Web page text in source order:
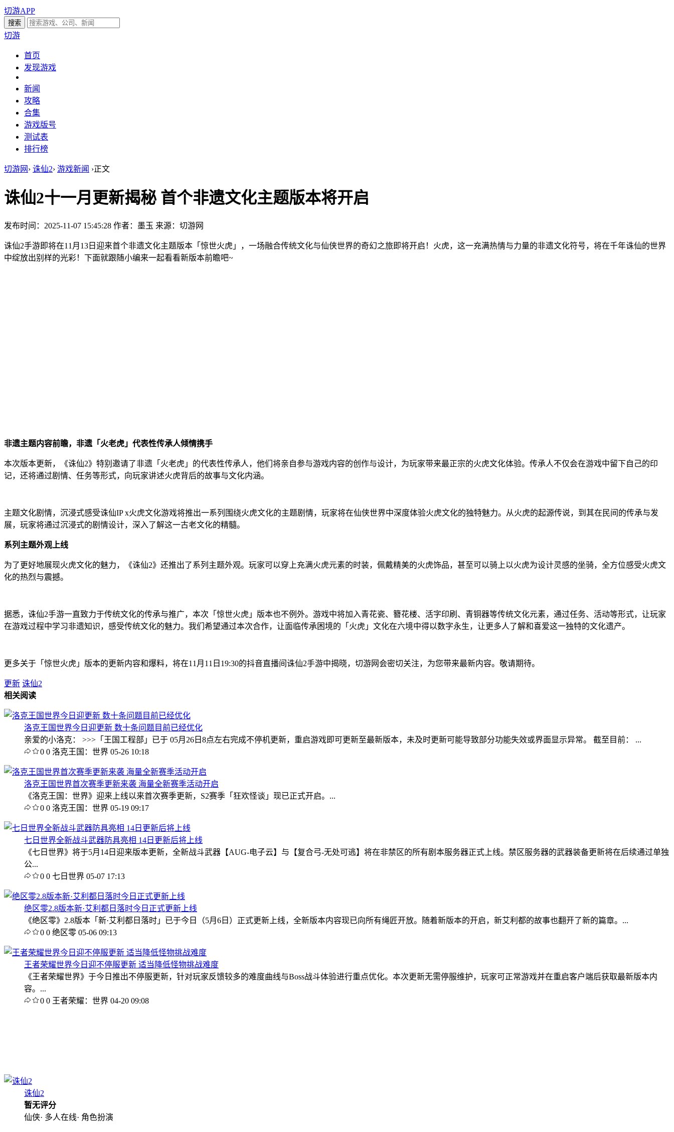
切游APP
切游
首页
发现游戏
新闻
攻略
合集
游戏版号
测试表
排行榜
切游网 › 诛仙2› 游戏新闻 ›正文
诛仙2十一月更新揭秘 首个非遗文化主题版本将开启
发布时间：2025-11-07 15:45:28 作者：墨玉 来源：切游网
诛仙2手游即将在11月13日迎来首个非遗文化主题版本「惊世火虎」，一场融合传统文化与仙侠世界的奇幻之旅即将开启！火虎，这一充满热情与力量的非遗文化符号，将在千年诛仙的世界
中绽放出别样的光彩！下面就跟随小编来一起看看新版本前瞻吧~
非遗主题内容前瞻，非遗「火老虎」代表性传承人倾情携手
本次版本更新，《诛仙2》特别邀请了非遗「火老虎」的代表性传承人，他们将亲自参与游戏内容的创作与设计，为玩家带来最正宗的火虎文化体验。传承人不仅会在游戏中留下自己的印
记，还将通过剧情、任务等形式，向玩家讲述火虎背后的故事与文化内涵。
主题文化剧情，沉浸式感受诛仙IP x火虎文化游戏将推出一系列围绕火虎文化的主题剧情，玩家将在仙侠世界中深度体验火虎文化的独特魅力。从火虎的起源传说，到其在民间的传承与发
展，玩家将通过沉浸式的剧情设计，深入了解这一古老文化的精髓。
系列主题外观上线
为了更好地展现火虎文化的魅力，《诛仙2》还推出了系列主题外观。玩家可以穿上充满火虎元素的时装，佩戴精美的火虎饰品，甚至可以骑上以火虎为设计灵感的坐骑，全方位感受火虎文
化的热烈与震撼。
据悉，诛仙2手游一直致力于传统文化的传承与推广，本次「惊世火虎」版本也不例外。游戏中将加入青花瓷、簪花楼、活字印刷、青铜器等传统文化元素，通过任务、活动等形式，让玩家
在游戏过程中学习非遗知识，感受传统文化的魅力。我们希望通过本次合作，让面临传承困境的「火虎」文化在六境中得以数字永生，让更多人了解和喜爱这一独特的文化遗产。
更多关于「惊世火虎」版本的更新内容和爆料，将在11月11日19:30的抖音直播间诛仙2手游中揭晓，切游网会密切关注，为您带来最新内容。敬请期待。
更新 诛仙2
相关阅读
洛克王国世界今日迎更新 数十条问题目前已经优化
亲爱的小洛克： >>>「王国工程部」已于 05月26日8点左右完成不停机更新，重启游戏即可更新至最新版本，未及时更新可能导致部分功能失效或界面显示异常。 截至目前： ...
0 0 洛克王国：世界 05-26 10:18
洛克王国世界首次赛季更新来袭 海量全新赛季活动开启
《洛克王国：世界》迎来上线以来首次赛季更新，S2赛季「狂欢怪谈」现已正式开启。...
0 0 洛克王国：世界 05-19 09:17
七日世界全新战斗武器防具亮相 14日更新后将上线
《七日世界》将于5月14日迎来版本更新，全新战斗武器【AUG-电子云】与【复合弓-无处可逃】将在非禁区的所有剧本服务器正式上线。禁区服务器的武器装备更新将在后续通过单独
公...
0 0 七日世界 05-07 17:13
绝区零2.8版本新·艾利都日落时今日正式更新上线
《绝区零》2.8版本「新·艾利都日落时」已于今日（5月6日）正式更新上线，全新版本内容现已向所有绳匠开放。随着新版本的开启，新艾利都的故事也翻开了新的篇章。...
0 0 绝区零 05-06 09:13
王者荣耀世界今日迎不停服更新 适当降低怪物挑战难度
《王者荣耀世界》于今日推出不停服更新，针对玩家反馈较多的难度曲线与Boss战斗体验进行重点优化。本次更新无需停服维护，玩家可正常游戏并在重启客户端后获取最新版本内
容。...
0 0 王者荣耀：世界 04-20 09:08
诛仙2
暂无评分
仙侠· 多人在线· 角色扮演